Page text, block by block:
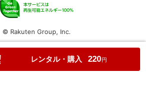
定額見放題コンテンツの解約はこちらから
可能です。
レンタル・購入 220 円
© Rakuten Group, Inc.